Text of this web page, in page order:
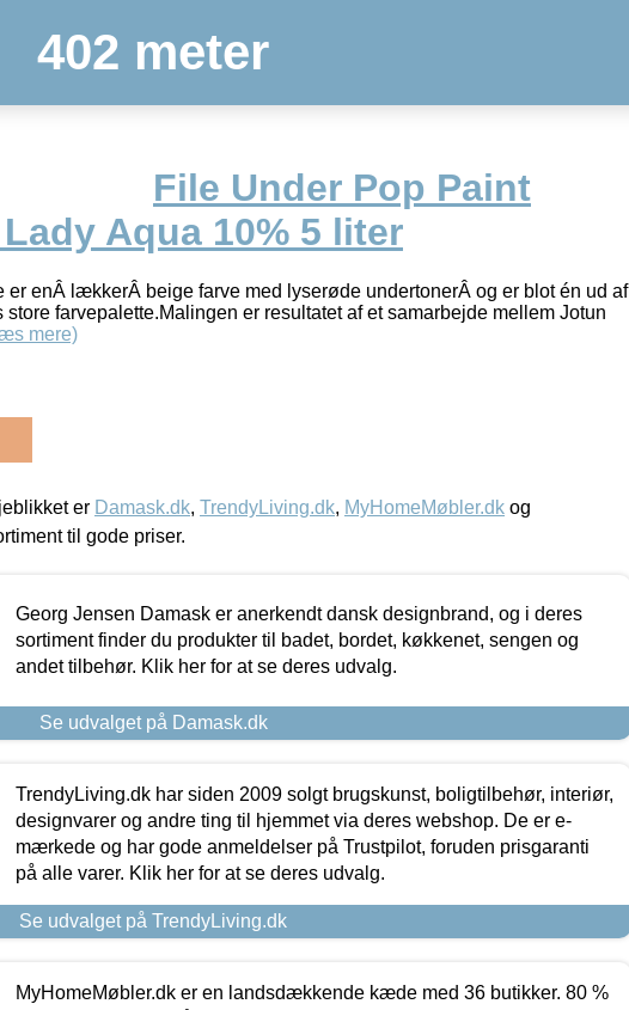
402 meter
File Under Pop Paint
Aqua 10% 5 liter
er enÂ lækkerÂ beige farve med lyserøde undertonerÂ og er blot én ud af
farvepalette.Malingen er resultatet af et samarbejde mellem Jotun
mere)
er Damask.dk, TrendyLiving.dk, MyHomeMøbler.dk og
til gode priser.
Georg Jensen Damask er anerkendt dansk designbrand, og i deres
sortiment finder du produkter til badet, bordet, køkkenet, sengen og
andet tilbehør. Klik her for at se deres udvalg.
Se udvalget på Damask.dk
TrendyLiving.dk har siden 2009 solgt brugskunst, boligtilbehør, interiør,
designvarer og andre ting til hjemmet via deres webshop. De er e-
mærkede og har gode anmeldelser på Trustpilot, foruden prisgaranti
på alle varer. Klik her for at se deres udvalg.
Se udvalget på TrendyLiving.dk
MyHomeMøbler.dk er en landsdækkende kæde med 36 butikker. 80 %